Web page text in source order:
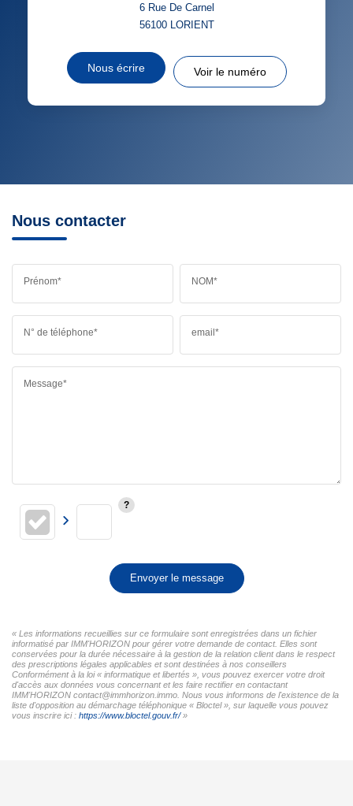
PART DES MÉNAGES SANS
VOITURE
DISTANCE DE L'AÉROPORT : SUPERFICIE :
RÉSULTATS DES LYCÉES
6 Rue De Carnel
56100 LORIENT
Nous écrire Voir le numéro
Nous contacter
Prénom* NOM*
N° de téléphone* email*
Message*
Envoyer le message
« Les informations recueillies sur ce formulaire sont enregistrées dans un fichier
informatisé par IMM'HORIZON pour gérer votre demande de contact. Elles sont
conservées pour la durée nécessaire à la gestion de la relation client dans le respect
des prescriptions légales applicables et sont destinées à nos conseillers
Conformément à la loi « informatique et libertés », vous pouvez exercer votre droit
d'accès aux données vous concernant et les faire rectifier en contactant
IMM'HORIZON contact@immhorizon.immo. Nous vous informons de l'existence de la
liste d'opposition au démarchage téléphonique « Bloctel », sur laquelle vous pouvez
vous inscrire ici : https://www.bloctel.gouv.fr/»